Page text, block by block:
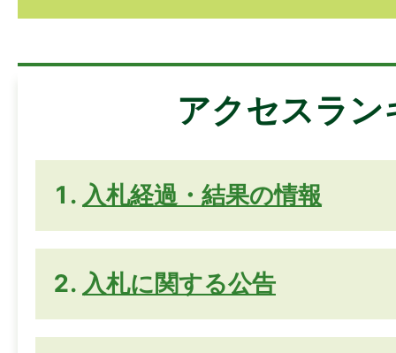
アクセスラン
入札経過・結果の情報
入札に関する公告